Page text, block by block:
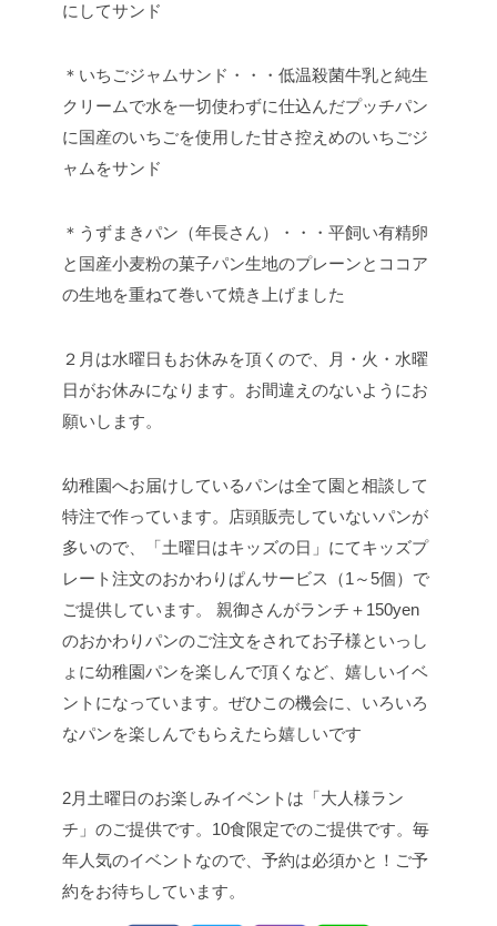
にしてサンド
＊いちごジャムサンド・・・低温殺菌牛乳と純生
クリームで水を一切使わずに仕込んだプッチパン
に国産のいちごを使用した甘さ控えめのいちごジ
ャムをサンド
＊うずまきパン（年長さん）・・・平飼い有精卵
と国産小麦粉の菓子パン生地のプレーンとココア
の生地を重ねて巻いて焼き上げました
２月は水曜日もお休みを頂くので、月・火・水曜
日がお休みになります。お間違えのないようにお
願いします。
幼稚園へお届けしているパンは全て園と相談して
特注で作っています。店頭販売していないパンが
多いので、「土曜日はキッズの日」にてキッズプ
レート注文のおかわりぱんサービス（1～5個）で
ご提供しています。 親御さんがランチ＋150yen
のおかわりパンのご注文をされてお子様といっし
ょに幼稚園パンを楽しんで頂くなど、嬉しいイベ
ントになっています。ぜひこの機会に、いろいろ
なパンを楽しんでもらえたら嬉しいです
2月土曜日のお楽しみイベントは「大人様ラン
チ」のご提供です。10食限定でのご提供です。毎
年人気のイベントなので、予約は必須かと！ご予
約をお待ちしています。